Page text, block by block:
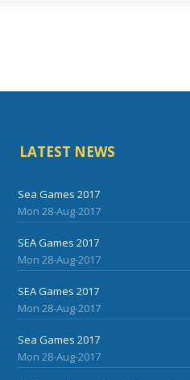
LATEST NEWS
Sea Games 2017
Mon 28-Aug-2017
SEA Games 2017
Mon 28-Aug-2017
SEA Games 2017
Mon 28-Aug-2017
Sea Games 2017
Mon 28-Aug-2017